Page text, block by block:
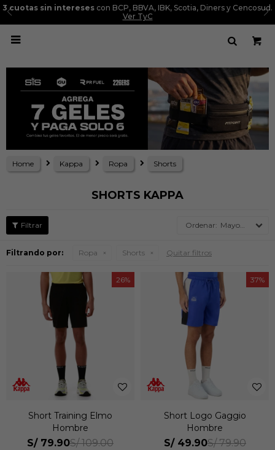
3 cuotas sin intereses con BCP, BBVA, IBK, Scotia, Diners y Cencosud.
Ver TyC

Home Kappa Ropa Shorts
SHORTS KAPPA
Mayor precio
Filtrando por: Ropa Shorts Quitar filtros
26
Short Training Elmo
Hombre
S/ 79.90S/ 109.00
37
Short Logo Gaggio
Hombre
S/ 49.90S/ 79.90